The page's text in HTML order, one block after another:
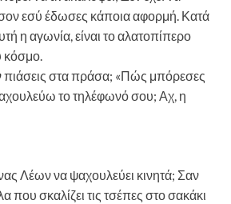
εσύ έδωσες κάποια αφορμή. Κατά
η αγωνία, είναι το αλατοπίπερο
κόσμο.
πιάσεις στα πράσα; «Πώς μπόρεσες
το τηλέφωνό σου; Αχ, η
Λέων να ψαχουλεύει κινητά; Σαν
που σκαλίζει τις τσέπες στο σακάκι